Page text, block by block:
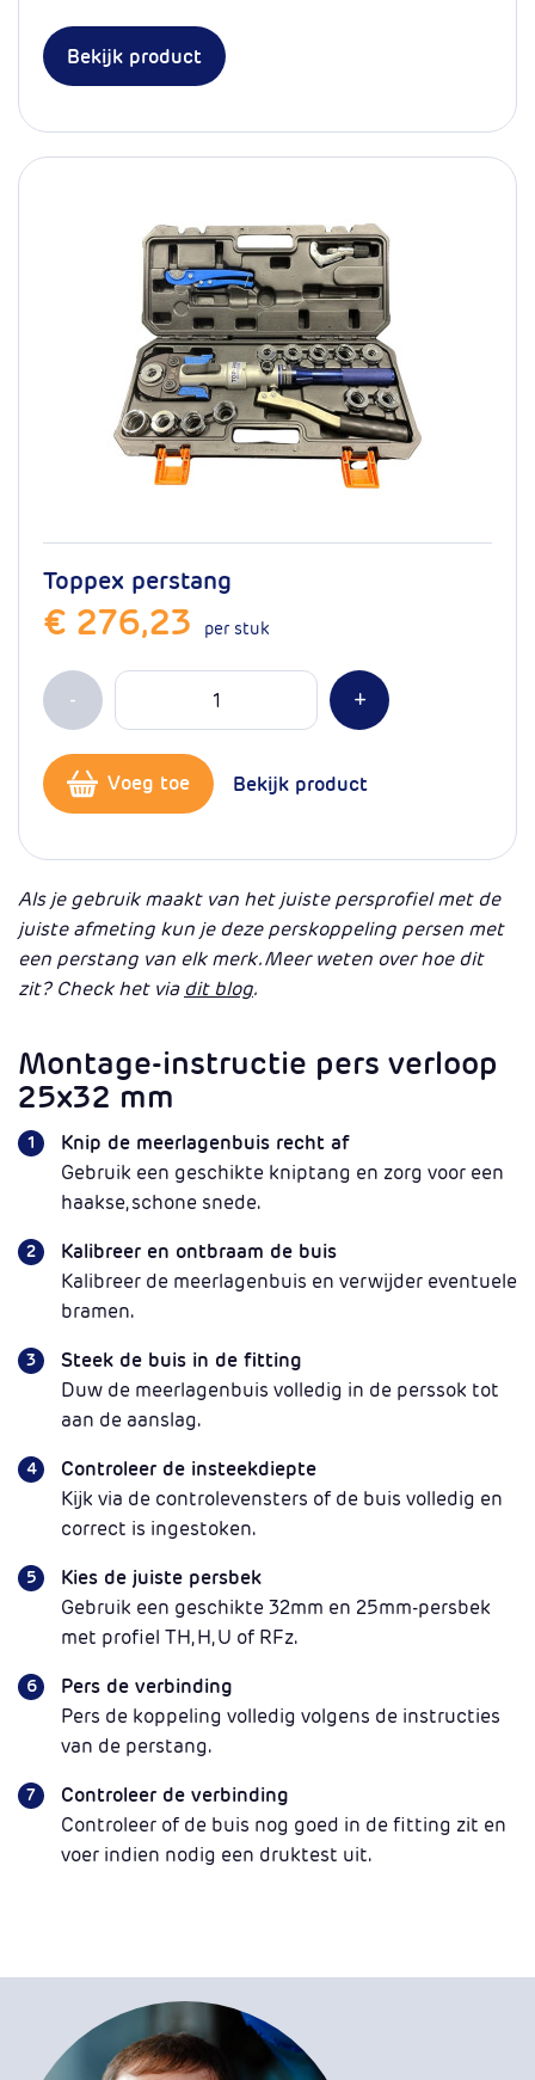
Bekijk product
Toppex perstang
€ 276,23 per stuk
- Min 1
Aantal
+Plus 1
Voeg toe Bekijk product
Als je gebruik maakt van het juiste persprofiel met de
juiste afmeting kun je deze perskoppeling persen met
een perstang van elk merk. Meer weten over hoe dit
zit? Check het viadit blog.
Montage-instructie pers verloop
25x32 mm
Knip de meerlagenbuis recht af
Gebruik een geschikte kniptang en zorg voor een
haakse, schone snede.
Kalibreer en ontbraam de buis
Kalibreer de meerlagenbuis en verwijder eventuele
bramen.
Steek de buis in de fitting
Duw de meerlagenbuis volledig in de perssok tot
aan de aanslag.
Controleer de insteekdiepte
Kijk via de controlevensters of de buis volledig en
correct is ingestoken.
Kies de juiste persbek
Gebruik een geschikte 32mm en 25mm-persbek
met profiel TH, H, U of RFz.
Pers de verbinding
Pers de koppeling volledig volgens de instructies
van de perstang.
Controleer de verbinding
Controleer of de buis nog goed in de fitting zit en
voer indien nodig een druktest uit.